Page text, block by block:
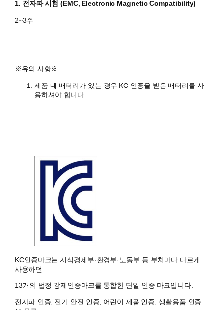
1. 전자파 시험 (EMC, Electronic Magnetic Compatibility)
2~3주
​※유의 사항※
제품 내 배터리가 있는 경우 KC 인증을 받은 배터리를 사
용하셔야 합니다.
KC인증마크는 지식경제부·환경부·노동부 등 부처마다 다르게
사용하던
13개의 법정 강제인증마크를 통합한 단일 인증 마크입니다.
전자파 인증, 전기 안전 인증, 어린이 제품 인증, 생활용품 인증